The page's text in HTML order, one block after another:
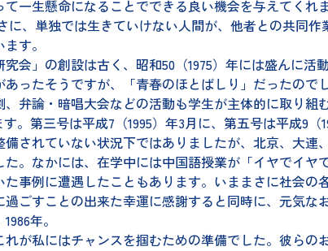
一生懸命になることでできる良い機会を与えてく
に、単独では生きていけない人間が、他者との共同
す。
会」の創設は古く、昭和50（1975）年には盛んに
ったそうですが、「青春のほとばしり」だったの
弁論・暗唱大会などの活動も学生が主体的に取り
。第三号は平成7（1995）年3月に、第五号は平成9（
されていない状況下ではありましたが、北京、大
。なかには、在学中には中国語授業が「イヤでイ
事例に遭遇したこともあります。いままさに社会
ごすことの出来た幸運に感謝すると同時に、元気な
年。
が私にはチャンスを掴むための準備でした。彼ら